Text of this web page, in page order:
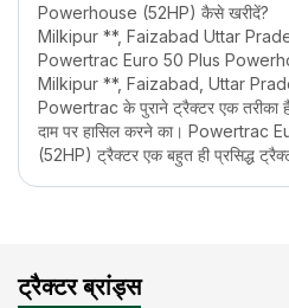
Powerhouse (52HP) कैसे खरीदें?
Milkipur **, Faizabad Uttar
Powertrac Euro 50 Plus
Milkipur **, Faizabad, Uttar
Powertrac के पुराने ट्रैक्टर एक तरीका है
दाम पर हासिल करने का। Powertrac
(52HP) ट्रैक्टर एक बहुत ही प्रसिद्ध
सेकेंड हैंड Powertrac Euro 50 Plus
को खरीदने से जुड़ी सभी सही और सटीक
ट्रैक्टर ब्रांड्स